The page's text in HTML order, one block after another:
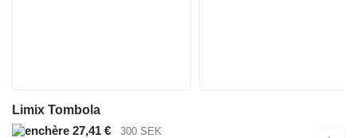
Limix Tombola
27,41 €
300 SEK